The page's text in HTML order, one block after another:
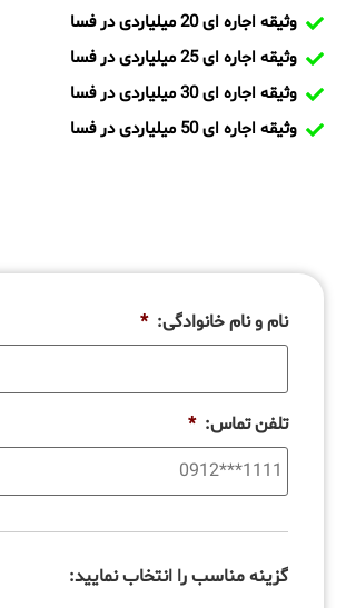
وثیقه اجاره ای 20 میلیاردی در فسا
وثیقه اجاره ای 25 میلیاردی در فسا
وثیقه اجاره ای 30 میلیاردی در فسا
وثیقه اجاره ای 50 میلیاردی در فسا
نام و نام خانوادگی: *
تلفن تماس: *
گزینه مناسب را انتخاب نمایید: